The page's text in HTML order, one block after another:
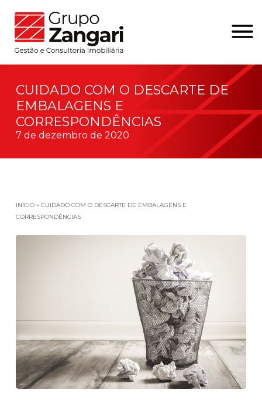
CUIDADO COM O DESCARTE DE
EMBALAGENS E
CORRESPONDÊNCIAS
7 de dezembro de 2020
INÍCIO» CUIDADO COM O DESCARTE DE EMBALAGENS E
CORRESPONDÊNCIAS